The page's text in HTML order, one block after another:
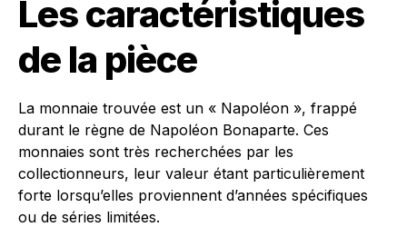
Les caractéristiques
de la pièce
La monnaie trouvée est un « Napoléon », frappé
durant le règne de Napoléon Bonaparte. Ces
monnaies sont très recherchées par les
collectionneurs, leur valeur étant particulièrement
forte lorsqu’elles proviennent d’années spécifiques
ou de séries limitées.